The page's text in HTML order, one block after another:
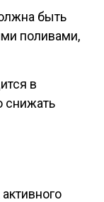
быть
поливами,
в
снижать